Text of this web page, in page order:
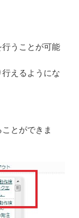
行うことが可能
えるようにな
とができま